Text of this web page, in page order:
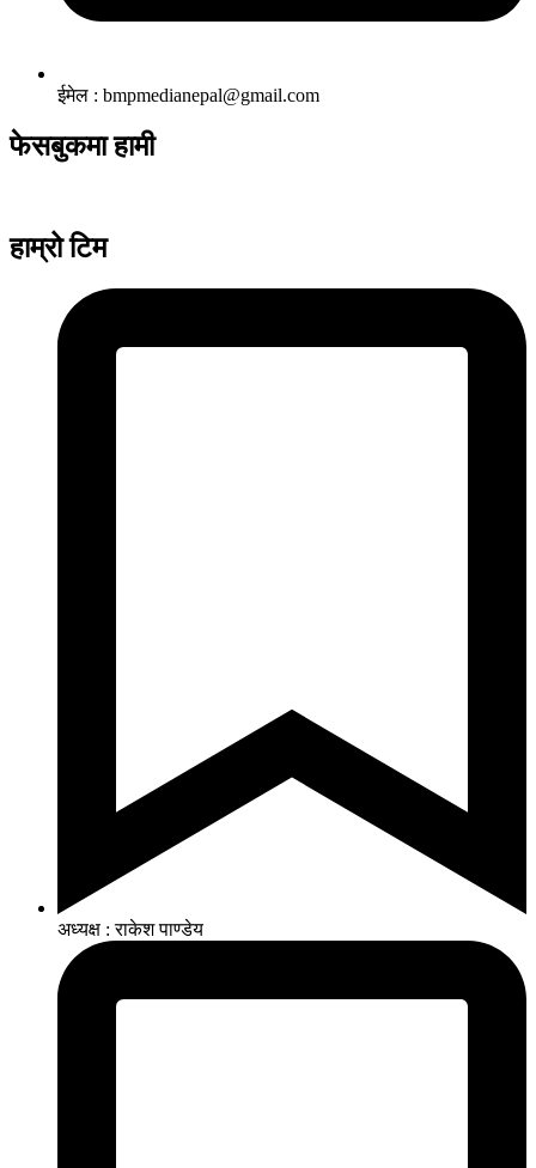
ईमेल : bmpmedianepal@gmail.com
फेसबुकमा हामी
हाम्रो टिम
अध्यक्ष : राकेश पाण्डेय